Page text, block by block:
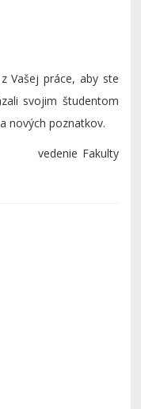
Vašej práce, aby ste
svojim študentom
nových poznatkov.